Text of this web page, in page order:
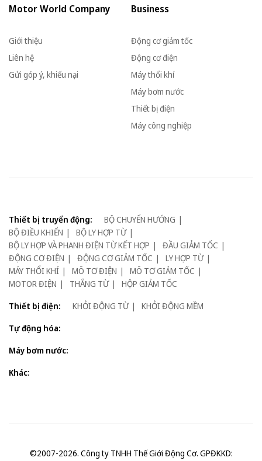
Motor World Company
Giới thiệu
Liên hệ
Gửi góp ý, khiếu nại
Business
Động cơ giảm tốc
Động cơ điện
Máy thổi khí
Máy bơm nước
Thiết bị điện
Máy công nghiệp
Thiết bị truyển động:
BỘ CHUYỂN HƯỚNG
BỘ ĐIỀU KHIỂN
BỘ LY HỢP TỪ
BỘ LY HỢP VÀ PHANH ĐIỆN TỪ KẾT HỢP
ĐẦU GIẢM TỐC
ĐỘNG CƠ ĐIỆN
ĐỘNG CƠ GIẢM TỐC
LY HỢP TỪ
MÁY THỔI KHÍ
MÔ TƠ ĐIỆN
MÔ TƠ GIẢM TỐC
MOTOR ĐIỆN
THẮNG TỪ
HỘP GIẢM TỐC
Thiết bị điện:
KHỞI ĐỘNG TỪ
KHỞI ĐỘNG MỀM
Tự động hóa:
Máy bơm nước:
Khác:
©2007-2026. Công ty TNHH Thế Giới Động Cơ. GPĐKKD: